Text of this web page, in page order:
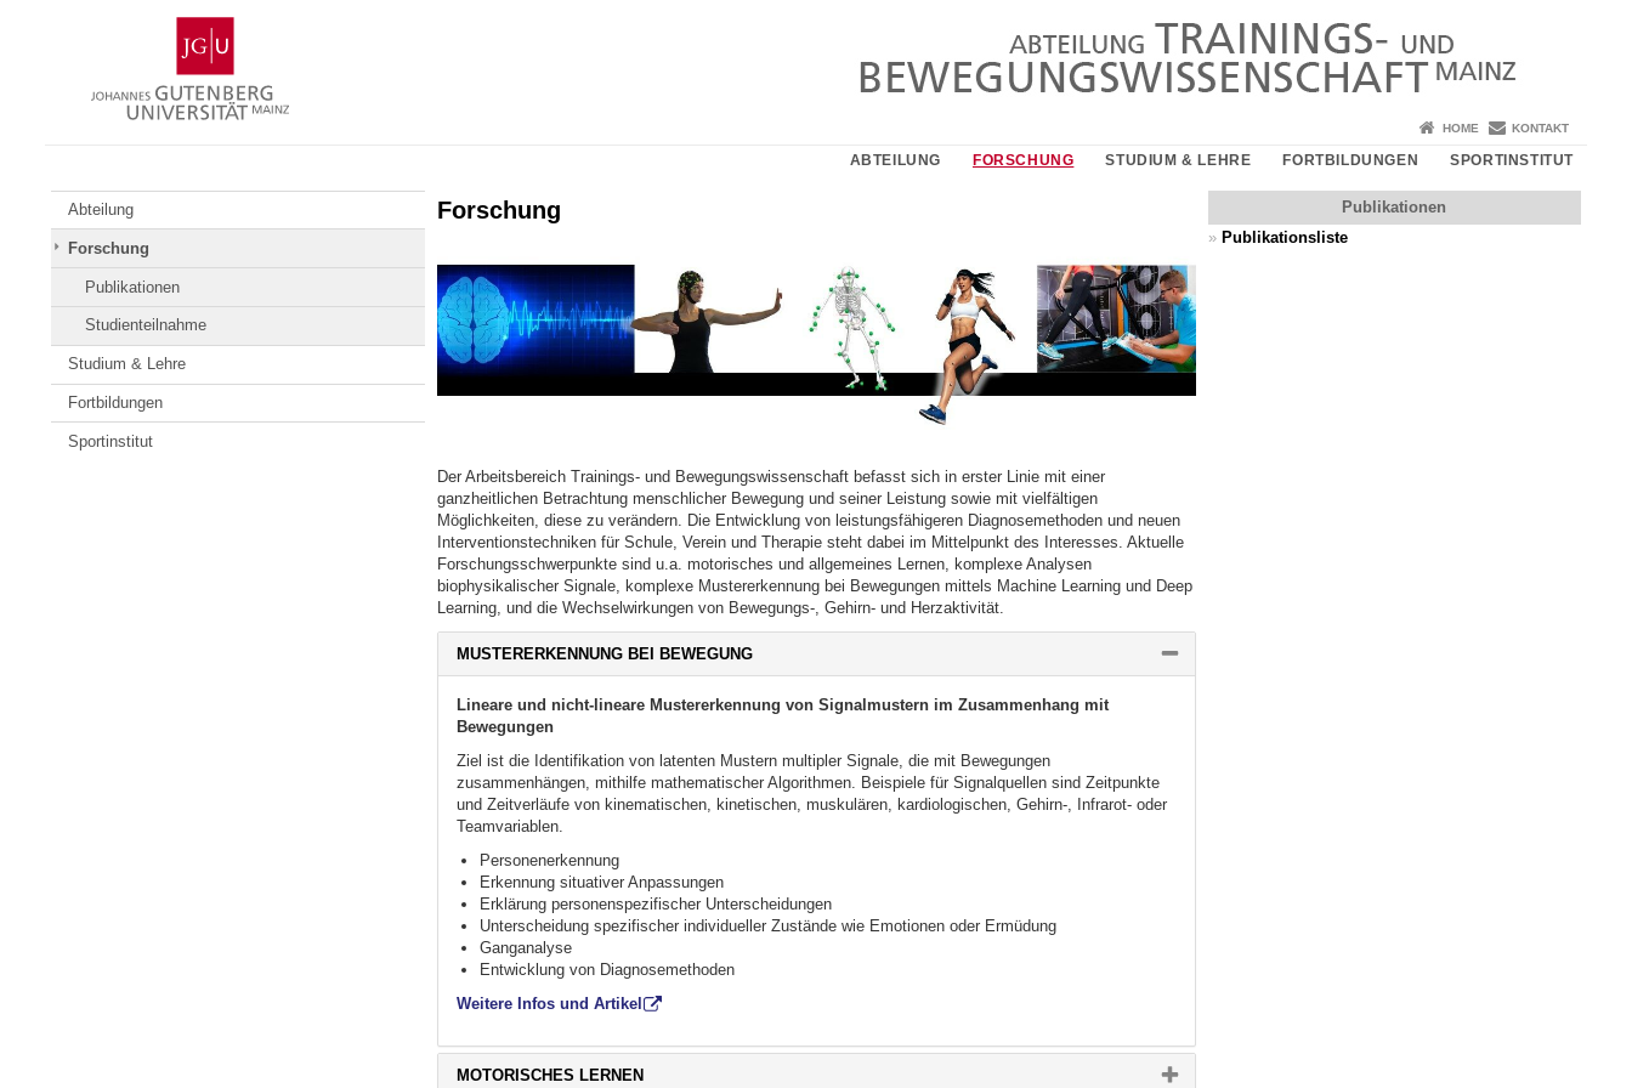
Gutenberg-
Universität
Mainz
HOME KONTAKT
ABTEILUNG FORSCHUNG STUDIUM & LEHRE FORTBILDUNGEN SPORTINSTITUT
Abteilung
Forschung
Publikationen
Studienteilnahme
Studium & Lehre
Fortbildungen
Sportinstitut
Forschung
Der Arbeitsbereich Trainings- und Bewegungswissenschaft befasst sich in erster Linie mit einer
ganzheitlichen Betrachtung menschlicher Bewegung und seiner Leistung sowie mit vielfältigen
Möglichkeiten, diese zu verändern. Die Entwicklung von leistungsfähigeren Diagnosemethoden und neuen
Interventionstechniken für Schule, Verein und Therapie steht dabei im Mittelpunkt des Interesses. Aktuelle
Forschungsschwerpunkte sind u.a. motorisches und allgemeines Lernen, komplexe Analysen
biophysikalischer Signale, komplexe Mustererkennung bei Bewegungen mittels Machine Learning und Deep
Learning, und die Wechselwirkungen von Bewegungs-, Gehirn- und Herzaktivität.
MUSTERERKENNUNG BEI BEWEGUNGBitte
um
erweitern
bzw.
zu
reduzieren
Lineare und nicht-lineare Mustererkennung von Signalmustern im Zusammenhang mit
Bewegungen
Ziel ist die Identifikation von latenten Mustern multipler Signale, die mit Bewegungen
zusammenhängen, mithilfe mathematischer Algorithmen. Beispiele für Signalquellen sind Zeitpunkte
und Zeitverläufe von kinematischen, kinetischen, muskulären, kardiologischen, Gehirn-, Infrarot- oder
Teamvariablen.
Personenerkennung
Erkennung situativer Anpassungen
Erklärung personenspezifischer Unterscheidungen
Unterscheidung spezifischer individueller Zustände wie Emotionen oder Ermüdung
Ganganalyse
Entwicklung von Diagnosemethoden
Weitere Infos und Artikel
MOTORISCHES LERNENBitte
Publikationen
» Publikationsliste